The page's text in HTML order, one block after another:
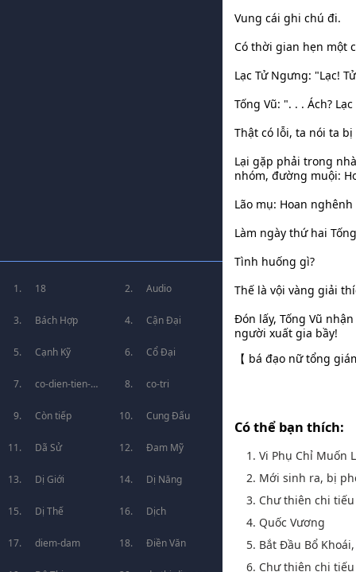
18 Audio
Bách Hợp Cận Đại
Cạnh Kỹ Cổ Đại
co-dien-tien-
hiep
co-tri
Còn tiếp Cung Đấu
Dã Sử Đam Mỹ
Dị Giới Dị Năng
Dị Thế Dịch
diem-dam Điền Văn
Vung cái ghi chú đi.
Có thời gian hẹn một
Lạc Tử Ngưng: "Lạc!
Tống Vũ: ". . . Ách?
Thật có lỗi, ta nói ta
Lại gặp phải trong
nhóm, đường muội:
Lão mụ: Hoan
Làm ngày thứ hai
Tình huống gì?
Thế là vội vàng giải
Đón lấy, Tống Vũ
người xuất gia bầy!
【 bá đạo nữ tổng
Có thể bạn thích:
1. Vi Phụ Chỉ Muốn
2. Mới sinh ra, bị
3. Chư thiên chi
4. Quốc Vương
5. Bắt Đầu Bổ
6. Chư thiên chi